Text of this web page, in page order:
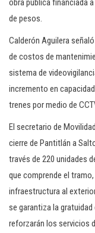
obra pública financiada
de pesos.
Calderón Aguilera
de costos de
sistema de
incremento en
trenes por medio de
El secretario de
cierre de Pantitlán a
través de 220 unidades
que comprende el
infraestructura al
se garantiza la
reforzarán los servicios